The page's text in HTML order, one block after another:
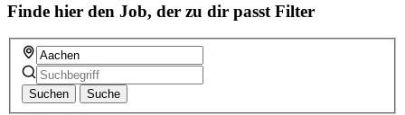
Finde hier den Job, der zu dir passt Filter
Suchen Suche